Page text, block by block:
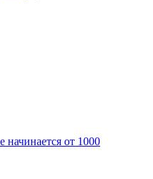
начинается от 1000